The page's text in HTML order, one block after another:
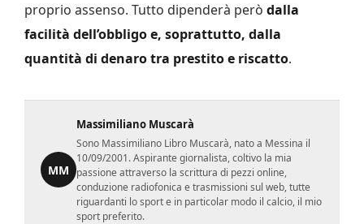
proprio assenso. Tutto dipenderà però dalla
facilità dell’obbligo e, soprattutto, dalla
quantità di denaro tra prestito e riscatto.
MM
Massimiliano Muscarà
Sono Massimiliano Libro Muscarà, nato a Messina il
10/09/2001. Aspirante giornalista, coltivo la mia
passione attraverso la scrittura di pezzi online,
conduzione radiofonica e trasmissioni sul web, tutte
riguardanti lo sport e in particolar modo il calcio, il mio
sport preferito.